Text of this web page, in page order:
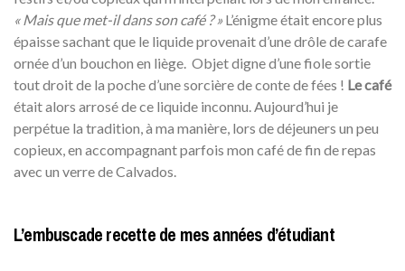
« Mais que met-il dans son café ? »L’énigme était encore plus
épaisse sachant que le liquide provenait d’une drôle de carafe
ornée d’un bouchon en liège. Objet digne d’une fiole sortie
tout droit de la poche d’une sorcière de conte de fées ! Le café
était alors arrosé de ce liquide inconnu. Aujourd’hui je
perpétue la tradition, à ma manière, lors de déjeuners un peu
copieux, en accompagnant parfois mon café de fin de repas
avec un verre de Calvados.
L’embuscade recette de mes années d’étudiant